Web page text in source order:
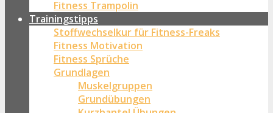
Fitness Trampolin
Trainingstipps
Stoffwechselkur für Fitness-Freaks
Fitness Motivation
Fitness Sprüche
Grundlagen
Muskelgruppen
Grundübungen